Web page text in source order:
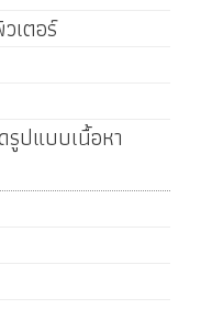
เตอร์
รูปแบบเนื้อหา